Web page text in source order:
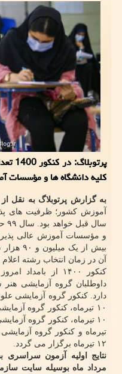
کلیه دانشگاه ها و
به گزارش پرتوبلاگ به نقل از
سال قبل خواهد بود. سال ۹۹ حدود یک میلیون نفر در کلیه
و مؤسسات آموزش عالی
بیش از
آن در زمان انتخاب رشته
داوطلبان گروه آزمایشی
دارد. کنکور گروه آزمایشی
۱۰ تیرماه، کنکور گروه
تیرماه و کنکور گروه
۱۲ تیرماه برگزار می گردد.
نتایج اولیه آزمون سراسری
مرداد ماه بوسیله سایت